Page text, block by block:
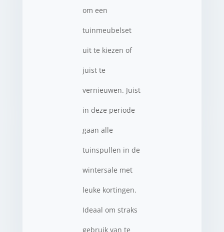
om een
tuinmeubelset
uit te kiezen of
juist te
vernieuwen. Juist
in deze periode
gaan alle
tuinspullen in de
wintersale met
leuke kortingen.
Ideaal om straks
gebruik van te